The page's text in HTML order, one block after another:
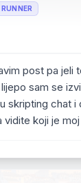
post pa jeli
sam se
skripting chat i
vidite koji je